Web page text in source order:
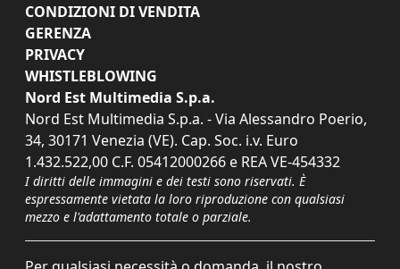
CONDIZIONI DI VENDITA
GERENZA
PRIVACY
WHISTLEBLOWING
Nord Est Multimedia S.p.a.
Nord Est Multimedia S.p.a. - Via Alessandro Poerio,
34, 30171 Venezia (VE). Cap. Soc. i.v. Euro
1.432.522,00 C.F. 05412000266 e REA VE-454332
I diritti delle immagini e dei testi sono riservati. È
espressamente vietata la loro riproduzione con qualsiasi
mezzo e l'adattamento totale o parziale.